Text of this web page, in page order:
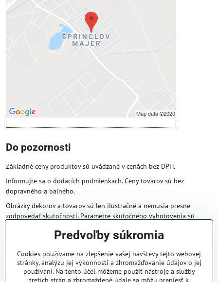
Prajete si načítať externý obsah?
Povoliť tentokrát
Povoliť a zapamätať - súhlas s druhom
cookie: Funkčné
Otvoriť obsah v novom okne
Do pozornosti
Základné ceny produktov sú uvádzané v cenách bez DPH.
Informujte sa o dodacích podmienkach. Ceny tovarov sú bez
dopravného a balného.
Obrázky dekorov a tovarov sú len ilustračné a nemusia presne
zodpovedať skutočnosti. Parametre skutočného vyhotovenia sú
Obchodné podmienky
Naše obchodné podmienky zaručujú bezproblémové spracovanie
Vašej zakázky online.
Predvoľby súkromia
Cookies používame na zlepšenie vašej návštevy tejto webovej
stránky, analýzu jej výkonnosti a zhromažďovanie údajov o jej
používaní. Na tento účel môžeme použiť nástroje a služby
tretích strán a zhromaždené údaje sa môžu preniesť k